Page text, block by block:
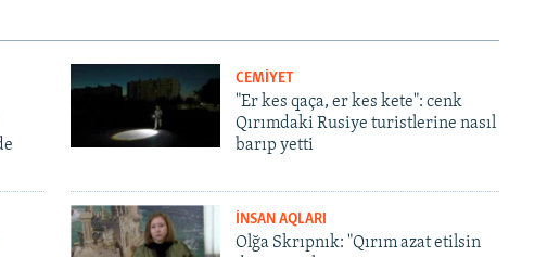
CEMİYET
"Er kes qaça, er kes kete": cenk
Qırımdaki Rusiye turistlerine nasıl
barıp yetti
İNSAN AQLARI
Olğa Skrıpnık: "Qırım azat etilsin